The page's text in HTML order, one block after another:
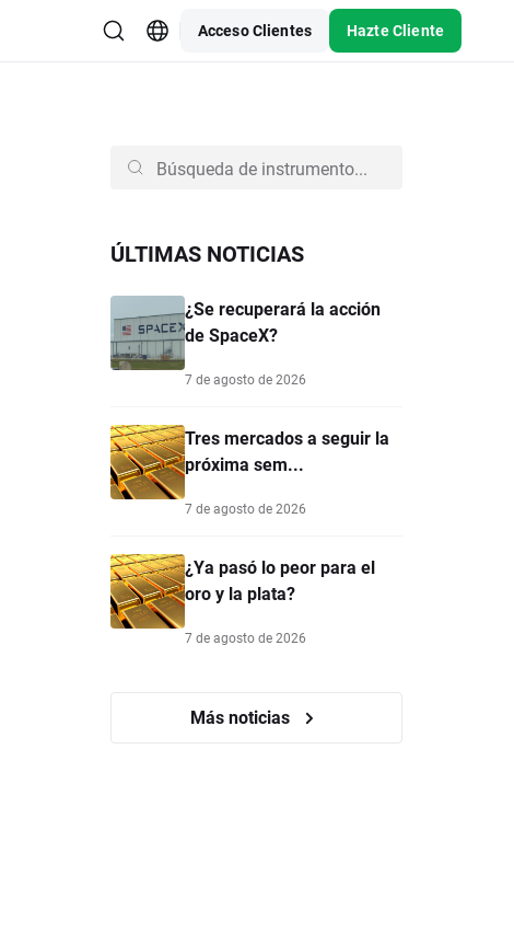
Acceso Clientes Hazte Cliente
ÚLTIMAS NOTICIAS
¿Se recuperará la acción
de SpaceX?
7 de agosto de 2026
Tres mercados a seguir la
próxima sem...
7 de agosto de 2026
¿Ya pasó lo peor para el
oro y la plata?
7 de agosto de 2026
Más noticias